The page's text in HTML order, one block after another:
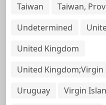
Taiwan
Taiwan,
Undetermined
United Kingdom
United Kingdom;Virgin
Uruguay
Virgin